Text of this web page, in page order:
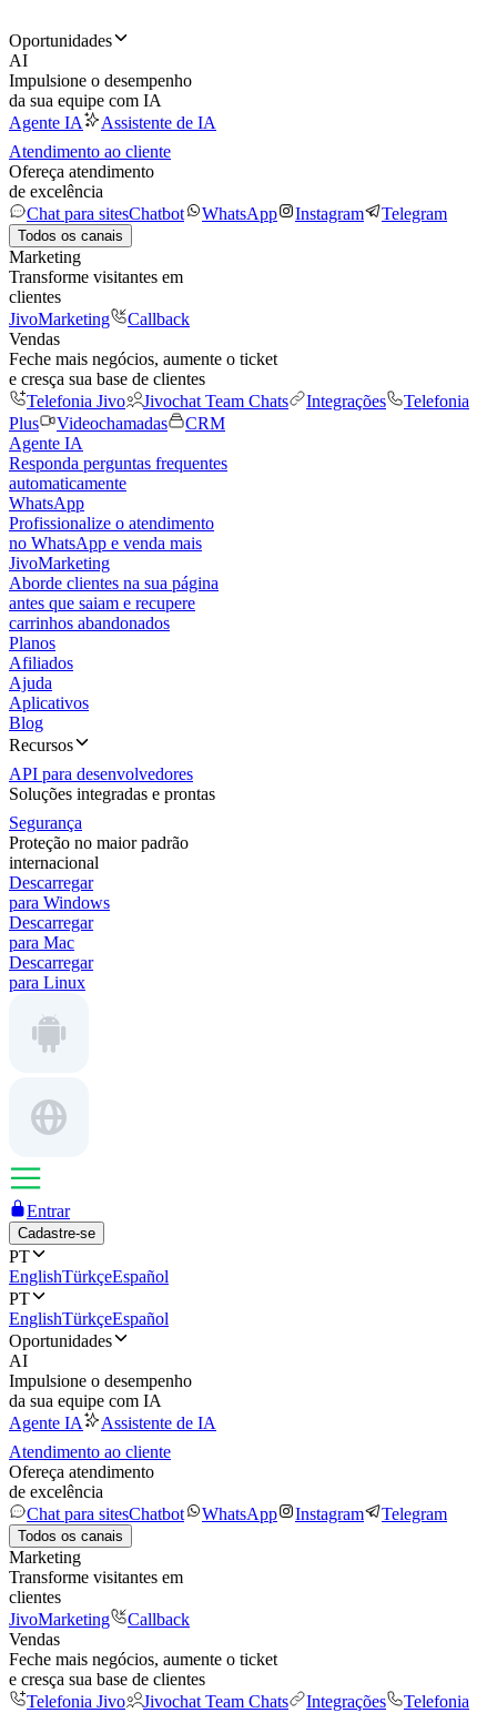
Oportunidades
AI
Impulsione o desempenho
da sua equipe com IA
Agente IA
Assistente de IA
Atendimento ao cliente
Ofereça atendimento
de excelência
Chat para sitesChatbot WhatsApp Instagram Telegram
Todos os canais
Marketing
Transforme visitantes em
clientes
JivoMarketing
Callback
Vendas
Feche mais negócios, aumente o ticket
e cresça sua base de clientes
Telefonia Jivo
Jivochat Team Chats Integrações
Telefonia
Plus
Videochamadas
CRM
Agente IA
Responda perguntas frequentes
automaticamente
WhatsApp
Profissionalize o atendimento
no WhatsApp e venda mais
JivoMarketing
Aborde clientes na sua página
antes que saiam e recupere
carrinhos abandonados
Planos
Afiliados
Ajuda
Aplicativos
Blog
Recursos
API para desenvolvedores
Soluções integradas e prontas
Segurança
Proteção no maior padrão
internacional
Descarregar
para Windows
Descarregar
para Mac
Descarregar
para Linux
Entrar
Cadastre-se
PT
EnglishTürkçeEspañol
PT
EnglishTürkçeEspañol
Oportunidades
AI
Impulsione o desempenho
da sua equipe com IA
Agente IA
Assistente de IA
Atendimento ao cliente
Ofereça atendimento
de excelência
Chat para sitesChatbot WhatsApp Instagram Telegram
Todos os canais
Marketing
Transforme visitantes em
clientes
JivoMarketing
Callback
Vendas
Feche mais negócios, aumente o ticket
e cresça sua base de clientes
Telefonia Jivo
Jivochat Team Chats Integrações
Telefonia